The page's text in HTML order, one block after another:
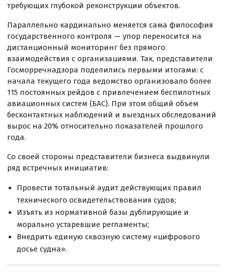
требующих глубокой реконструкции объектов.
Параллельно кардинально меняется сама философия
государственного контроля — упор переносится на
дистанционный мониторинг без прямого
взаимодействия с организациями. Так, представители
Госморречнадзора поделились первыми итогами: с
начала текущего года ведомство организовало более
115 постоянных рейдов с привлечением беспилотных
авиационных систем (БАС). При этом общий объём
бесконтактных наблюдений и выездных обследований
вырос на 20% относительно показателей прошлого
года.
Со своей стороны представители бизнеса выдвинули
ряд встречных инициатив:
Провести тотальный аудит действующих правил
технического освидетельствования судов;
Изъять из нормативной базы дублирующие и
морально устаревшие регламенты;
Внедрить единую сквозную систему «цифрового
досье судна».